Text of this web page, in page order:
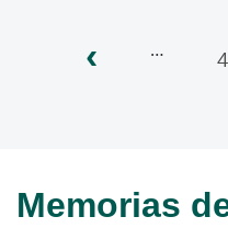
Paginación
‹ … 4
Memorias